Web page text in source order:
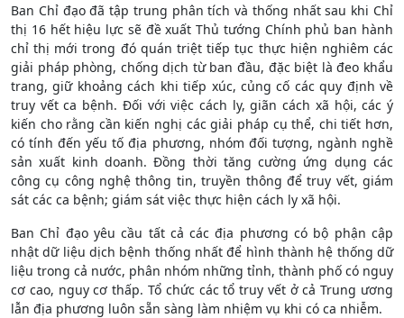
Ban Chỉ đạo đã tập trung phân tích và thống nhất sau khi Chỉ
thị 16 hết hiệu lực sẽ đề xuất Thủ tướng Chính phủ ban hành
chỉ thị mới trong đó quán triệt tiếp tục thực hiện nghiêm các
giải pháp phòng, chống dịch từ ban đầu, đặc biệt là đeo khẩu
trang, giữ khoảng cách khi tiếp xúc, củng cố các quy định về
truy vết ca bệnh. Đối với việc cách ly, giãn cách xã hội, các ý
kiến cho rằng cần kiến nghị các giải pháp cụ thể, chi tiết hơn,
có tính đến yếu tố địa phương, nhóm đối tượng, ngành nghề
sản xuất kinh doanh. Đồng thời tăng cường ứng dụng các
công cụ công nghệ thông tin, truyền thông để truy vết, giám
sát các ca bệnh; giám sát việc thực hiện cách ly xã hội.
Ban Chỉ đạo yêu cầu tất cả các địa phương có bộ phận cập
nhật dữ liệu dịch bệnh thống nhất để hình thành hệ thống dữ
liệu trong cả nước, phân nhóm những tỉnh, thành phố có nguy
cơ cao, nguy cơ thấp. Tổ chức các tổ truy vết ở cả Trung ương
lẫn địa phương luôn sẵn sàng làm nhiệm vụ khi có ca nhiễm.